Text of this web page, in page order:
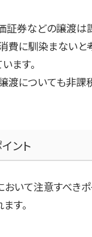
証券などの譲渡
費に馴染まないと
ます。
渡についても非課
ント
いて注意すべきポ
す。